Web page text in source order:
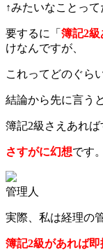
↑みたいなことっ
要するに「 簿記2
けなんですが、
これってどのぐら
結論から先に言うと
簿記2級さえあれ
さすがに幻想です。
管理人
実際、私は経理の
簿記2級があれば即